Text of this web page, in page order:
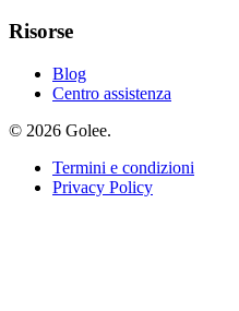
Risorse
Blog
Centro assistenza
© 2026 Golee.
Termini e condizioni
Privacy Policy